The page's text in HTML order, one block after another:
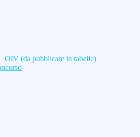
OIV (da pubblicare in tabelle)